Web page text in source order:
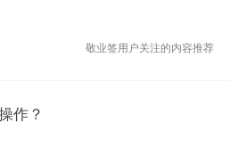
敬业签用户关注的内容推荐
作？